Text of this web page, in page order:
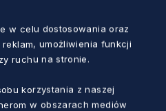
godz. 12.00-19.00
nr 14 i 15
w celu dostosowania oraz
umożliwienia funkcji
ruchu na stronie.
korzystania z naszej
w obszarach mediów